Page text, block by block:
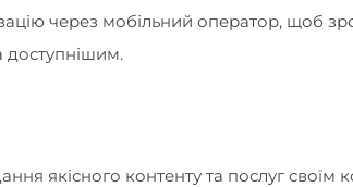
через мобільний оператор, щоб
доступнішим.
якісного контенту та послуг своїм